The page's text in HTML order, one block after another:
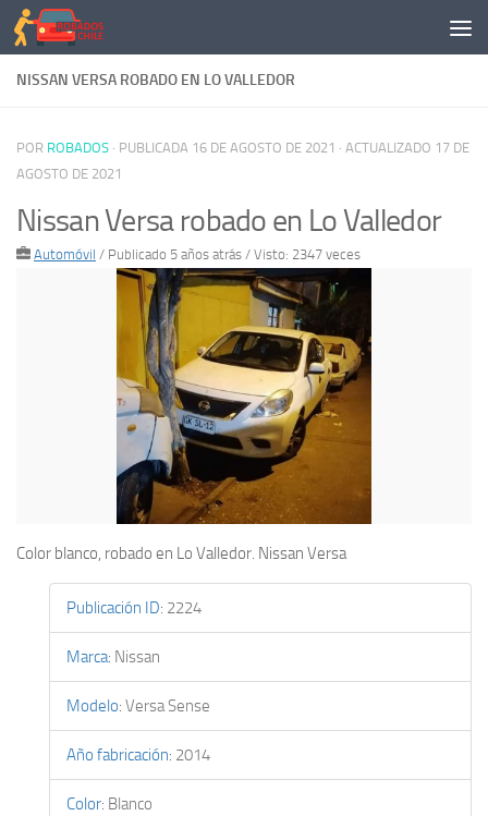
Saltar al contenido
NISSAN VERSA ROBADO EN LO VALLEDOR
POR ROBADOS · PUBLICADA 16 DE AGOSTO DE 2021 · ACTUALIZADO 17 DE
AGOSTO DE 2021
Nissan Versa robado en Lo Valledor
Automóvil / Publicado 5 años atrás / Visto: 2347 veces
Color blanco, robado en Lo Valledor. Nissan Versa
Publicación ID: 2224
Marca: Nissan
Modelo: Versa Sense
Año fabricación: 2014
Color: Blanco